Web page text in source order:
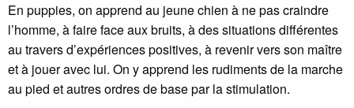
En puppies, on apprend au jeune chien à ne pas craindre
l’homme, à faire face aux bruits, à des situations différentes
au travers d’expériences positives, à revenir vers son maître
et à jouer avec lui. On y apprend les rudiments de la marche
au pied et autres ordres de base par la stimulation.